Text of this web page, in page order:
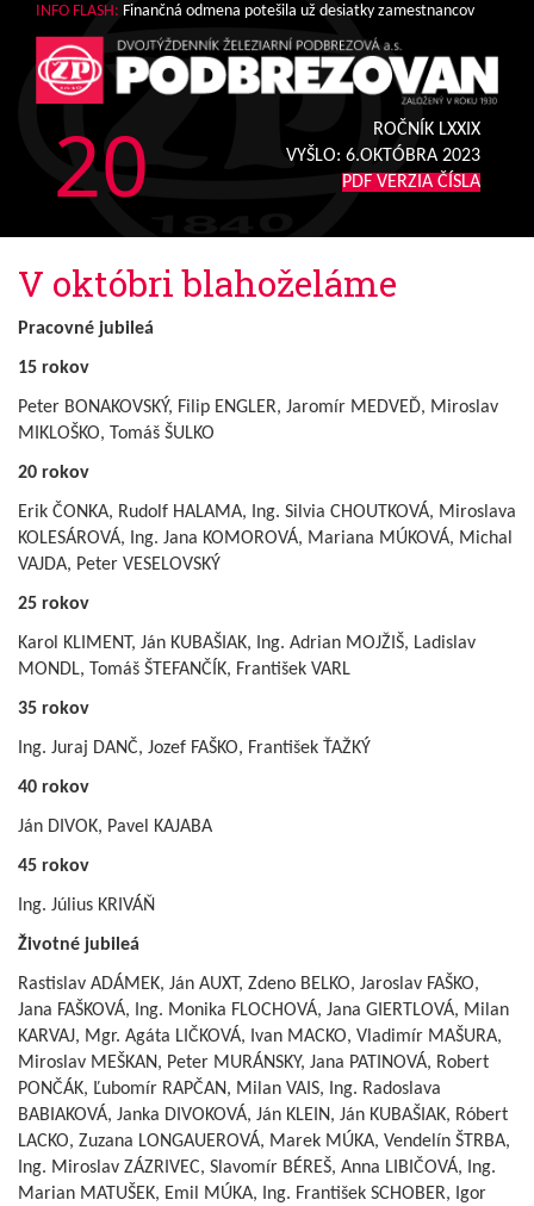
INFO FLASH: Finančná odmena potešila už desiatky zamestnancov
20
ROČNÍK LXXIX
VYŠLO: 6.OKTÓBRA 2023
PDF VERZIA ČÍSLA
V októbri blahoželáme
Pracovné jubileá
15 rokov
Peter BONAKOVSKÝ, Filip ENGLER, Jaromír MEDVEĎ, Miroslav
MIKLOŠKO, Tomáš ŠULKO
20 rokov
Erik ČONKA, Rudolf HALAMA, Ing. Silvia CHOUTKOVÁ, Miroslava
KOLESÁROVÁ, Ing. Jana KOMOROVÁ, Mariana MÚKOVÁ, Michal
VAJDA, Peter VESELOVSKÝ
25 rokov
Karol KLIMENT, Ján KUBAŠIAK, Ing. Adrian MOJŽIŠ, Ladislav
MONDL, Tomáš ŠTEFANČÍK, František VARL
35 rokov
Ing. Juraj DANČ, Jozef FAŠKO, František ŤAŽKÝ
40 rokov
Ján DIVOK, Pavel KAJABA
45 rokov
Ing. Július KRIVÁŇ
Životné jubileá
Rastislav ADÁMEK, Ján AUXT, Zdeno BELKO, Jaroslav FAŠKO,
Jana FAŠKOVÁ, Ing. Monika FLOCHOVÁ, Jana GIERTLOVÁ, Milan
KARVAJ, Mgr. Agáta LIČKOVÁ, Ivan MACKO, Vladimír MAŠURA,
Miroslav MEŠKAN, Peter MURÁNSKY, Jana PATINOVÁ, Robert
PONČÁK, Ľubomír RAPČAN, Milan VAIS, Ing. Radoslava
BABIAKOVÁ, Janka DIVOKOVÁ, Ján KLEIN, Ján KUBAŠIAK, Róbert
LACKO, Zuzana LONGAUEROVÁ, Marek MÚKA, Vendelín ŠTRBA,
Ing. Miroslav ZÁZRIVEC, Slavomír BÉREŠ, Anna LIBIČOVÁ, Ing.
Marian MATUŠEK, Emil MÚKA, Ing. František SCHOBER, Igor